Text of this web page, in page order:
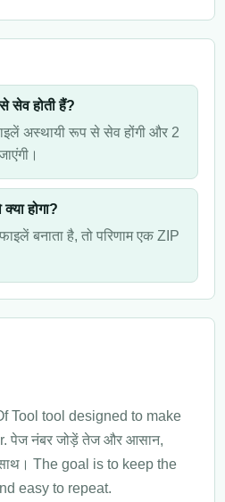
सेव होती हैं?
अस्थायी रूप से सेव होंगी और 2
होगा?
बनाता है, तो परिणाम एक ZIP
Tool tool designed to make
पेज नंबर जोड़ें तेज और आसान,
The goal is to keep the
easy to repeat.